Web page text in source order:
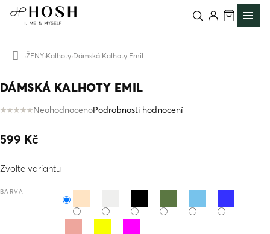
Přejít
Domů
ŽENY Kalhoty Dámská Kalhoty Emil
DÁMSKÁ KALHOTY EMIL
Průměrné
produktu
z
hvězdiček.
NeohodnocenoPodrobnosti hodnocení
599 Kč
cena:
Zvolte variantu
BARVA